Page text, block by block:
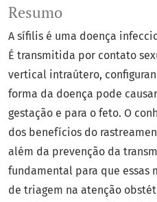
Resumo
A sífilis é uma doença
É transmitida por contato
vertical intraútero,
forma da doença pode
gestação e para o feto. O
dos benefícios do
além da prevenção da
fundamental para que essas
de triagem na atenção